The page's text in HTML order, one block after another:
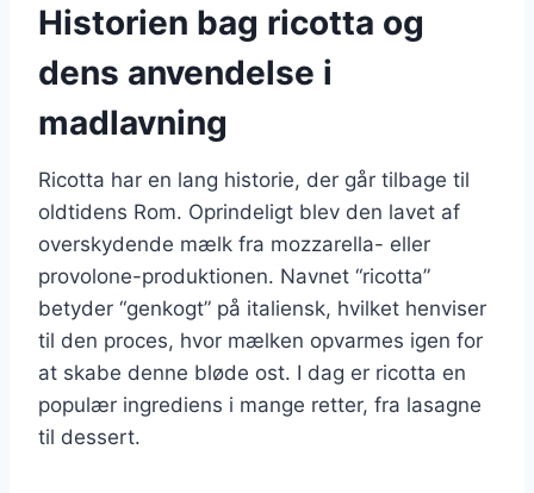
Historien bag ricotta og
dens anvendelse i
madlavning
Ricotta har en lang historie, der går tilbage til
oldtidens Rom. Oprindeligt blev den lavet af
overskydende mælk fra mozzarella- eller
provolone-produktionen. Navnet “ricotta”
betyder “genkogt” på italiensk, hvilket henviser
til den proces, hvor mælken opvarmes igen for
at skabe denne bløde ost. I dag er ricotta en
populær ingrediens i mange retter, fra lasagne
til dessert.